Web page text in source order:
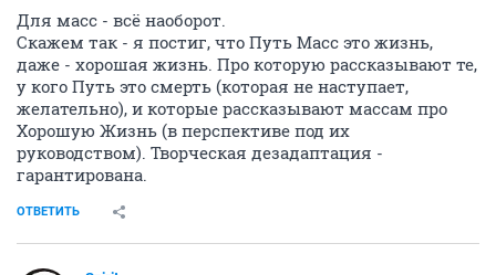
Для масс - всё наоборот.
Скажем так - я постиг, что Путь Масс это жизнь,
даже - хорошая жизнь. Про которую рассказывают те,
у кого Путь это смерть (которая не наступает,
желательно), и которые рассказывают массам про
Хорошую Жизнь (в перспективе под их
руководством). Творческая дезадаптация -
гарантирована.
ОТВЕТИТЬ